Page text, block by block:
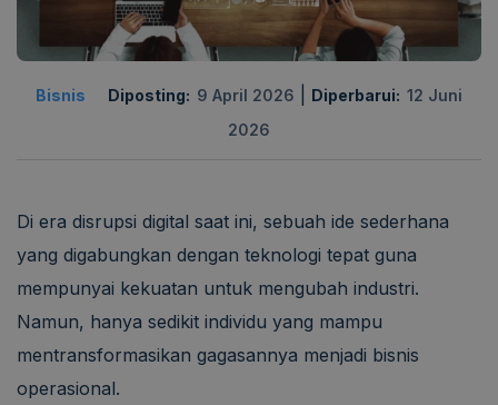
Bisnis Diposting: 9 April 2026 Diperbarui: 12 Juni
2026
Di era disrupsi digital saat ini, sebuah ide sederhana
yang digabungkan dengan teknologi tepat guna
mempunyai kekuatan untuk mengubah industri.
Namun, hanya sedikit individu yang mampu
mentransformasikan gagasannya menjadi bisnis
operasional.